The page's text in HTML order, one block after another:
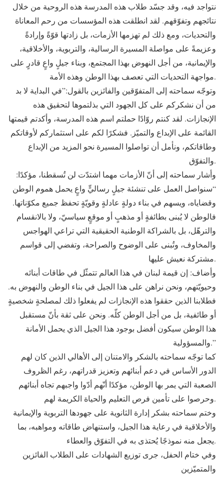
نتواجد فيه، وقد جسّد طلاب هذه المدرسة هذه الروحية من خلال
نتائجهم وتفوّقهم. لقد انطلقت هذه المؤسسات من رحم المعاناة
والتحديات، ومع ذلك لم تهزمها الأزمات، بل زادتها قوّةً وإرادةً
وعزيمةً على مواصلة المسيرة الرسالية، والتربوية، والأخلاقية،
والإيمانية، من أجل النهوض بهذا المجتمع، وبناء جيلٍ واعٍ قادرٍ على
مواجهة التحديات التي تعصف بهذا الوطن وهذه الأمة.
وتوجّه سماحته إلى المتفوّقين والفائزين بالقول:”في البداية لا بد
من أن نشكركم على كل الجهود التي بذلتموها لتحقيق هذه
الإنجازات. لقد كنتم روّادًا حملتم اسم هذه المدرسة، وأكدتم قيمتها
القائمة على الإبداع والتميّز. فشكرًا لكم على استثماركم لأوقاتكم
وطاقاتكم، ونأمل أن تواصلوا المسيرة نحو المزيد من الإبداع
والتفوّق.
وأشار سماحته إلى أنّ الأزمات مهما اشتدّت لن تُسقطنا، مؤكدًا:
“سنواصل العمل على تنشئة جيلٍ رساليٍّ واعٍ يحمل هموم الوطن
وقضاياه، ويسهم في بناء دولةٍ عادلةٍ وقويّةٍ تحفظ جميع مكوّناتها.
فالوطن لا يُبنى بطائفةٍ أو مذهبٍ أو موقعٍ سياسيّ، ولا بالانقسام
والترهّل، بل بالشراكة الوطنية الحقيقية التي تراعي الهواجس
والمخاوف، وتُبنى على الوضوح والصراحة، وتفضي إلى قواسم
مشتركة نعيش عليها.
وأضاف: إن قيمة لبنان في هذا العالم تتمثّل في طاقات أبنائه
وحيويّتهم، ونحن نراهن على هذا الجيل في بناء الوطن والنهوض به.
فطلابنا الذين حققوا هذه الإنجازات لم يفعلوا ذلك لمصلحةٍ شخصيةٍ
أو طائفية، بل من أجل الوطن كلّه. ونحن على ثقة بأنّ مستقبل
هذا الوطن سيكون أفضل بوجود هذا الجيل الذي يحمل الأمانة
والمسؤولية.”
كما توجّه سماحته بالشكر والامتنان إلى الأهالي الذين كان لهم
الدور الأساس في دعم أبنائهم وتعزيز قدراتهم، رغم الظروف
الصعبة التي يمر بها الوطن، مؤكدًا أنّهم أدّوا واجبهم تجاه أبنائهم
وحرصوا على تأمين فرص التعليم والحياة الكريمة لهم.
وختم سماحته بشكر إدارة الثانوية على جهودها التربوية والإيمانية
والأخلاقية في رعاية هذا الجيل، واستنهاض طاقاته ومواهبه، بما
يجعل منه نموذجًا يُحتذى به في التفوّق والعطاء.
وفي ختام الحفل، جرى توزيع الشهادات على الطلاب الفائزين
والمتميّزين